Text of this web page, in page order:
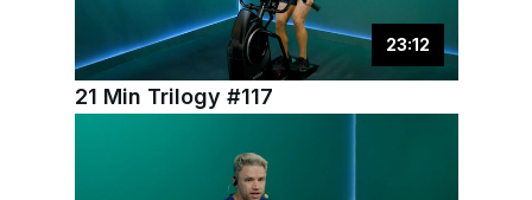
23:12
21 Min Trilogy #117